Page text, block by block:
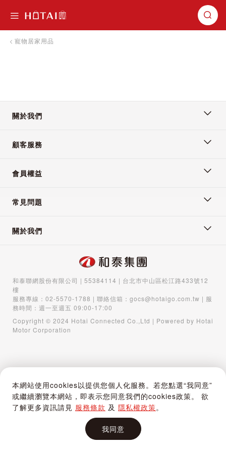
本網站使用cookies以提供您個人化服務。若您點選“我同意”
或繼續瀏覽本網站，即表示您同意我們的cookies政策。 欲
了解更多資訊請見 服務條款 及 隱私權政策。
我同意
購物車
寵物居家用品
關於我們
顧客服務
會員權益
常見問題
關於我們
和泰聯網股份有限公司 | 55384114 | 台北市中山區松江路433號12
樓
服務專線： 02-5570-1788 | 聯絡信箱： gocs@hotaigo.com.tw | 服
務時間：週一至週五 09:00-17:00
Copyright © 2024 Hotai Connected Co.,Ltd | Powered by Hotai
Motor Corporation